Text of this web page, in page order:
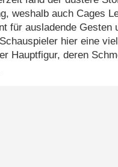
weshalb auch Cages
für ausladende Gesten
hier eine
Hauptfigur, deren